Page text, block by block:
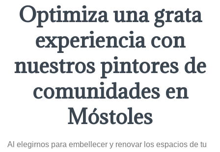
Optimiza una grata
experiencia con
nuestros pintores de
comunidades en
Móstoles
Al elegirnos para embellecer y renovar los espacios de tu